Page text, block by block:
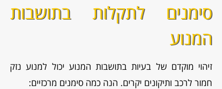
סימנים לתקלות בתושבות
המנוע
זיהוי מוקדם של בעיות בתושבות המנוע יכול למנוע נזק
חמור לרכב ותיקונים יקרים. הנה כמה סימנים מרכזיים: